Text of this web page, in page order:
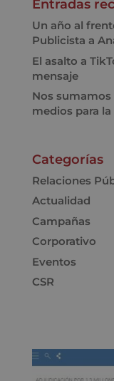
Entradas
Un año al
Publicista a
El asalto a
mensaje
Nos
medios para
Categorías
Relaciones
Actualidad
Campañas
Corporativo
Eventos
CSR